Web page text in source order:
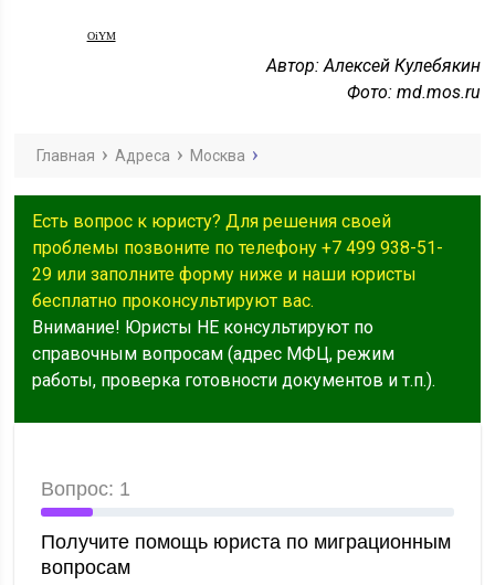
OiYM
Автор: Алексей Кулебякин
Фото: md.mos.ru
Главная Адреса Москва
Есть вопрос к юристу? Для решения своей
проблемы позвоните по телефону +7 499 938-51-
29 или заполните форму ниже и наши юристы
бесплатно проконсультируют вас.
Внимание! Юристы НЕ консультируют по
справочным вопросам (адрес МФЦ, режим
работы, проверка готовности документов и т.п.).